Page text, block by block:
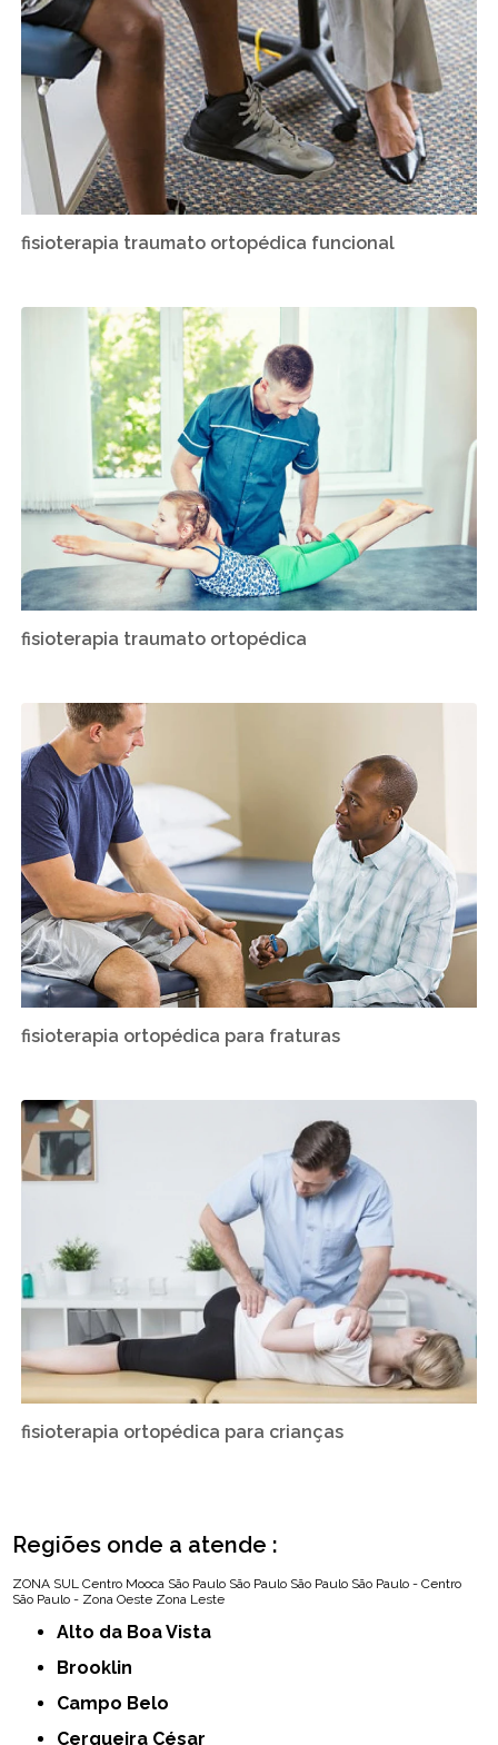
fisioterapia traumato ortopédica funcional
fisioterapia traumato ortopédica
fisioterapia ortopédica para fraturas
fisioterapia ortopédica para crianças
Regiões onde a atende :
ZONA SUL Centro Mooca São Paulo São Paulo São Paulo São Paulo - Centro
São Paulo - Zona Oeste Zona Leste
Alto da Boa Vista
Brooklin
Campo Belo
Cerqueira César